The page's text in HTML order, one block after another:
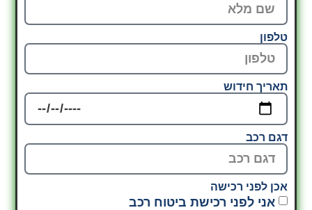
טלפון
תאריך חידוש
דגם רכב
אכן לפני רכישה
אני לפני רכישת ביטוח רכב